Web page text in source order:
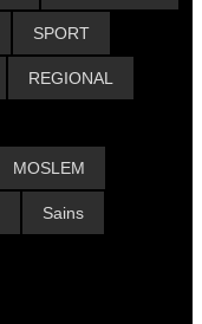
SPORT
REGIONAL
MOSLEM
Sains